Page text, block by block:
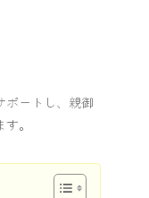
ポートし、親御
。